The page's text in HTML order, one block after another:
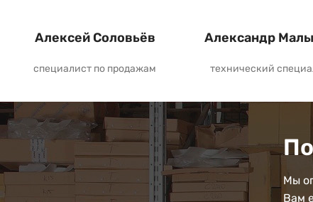
Алексей Соловьёв
специалист по продажам
Александр
технический
Мы
Вам